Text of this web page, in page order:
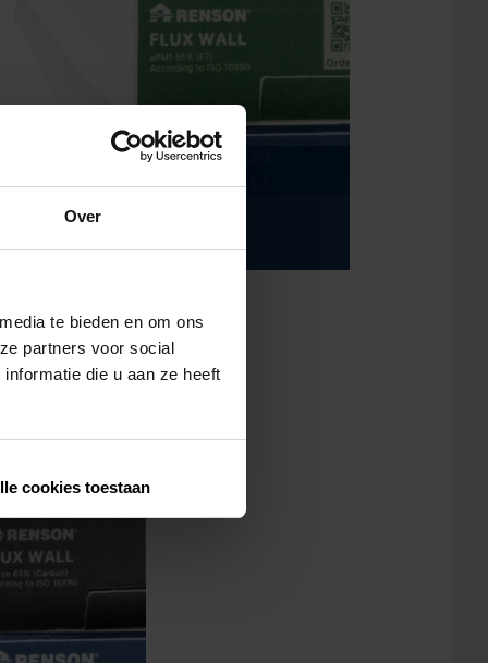
Over
te bieden en om ons
partners voor social
die u aan ze heeft
cookies toestaan
Flux wall kit: filter
Urban Protection